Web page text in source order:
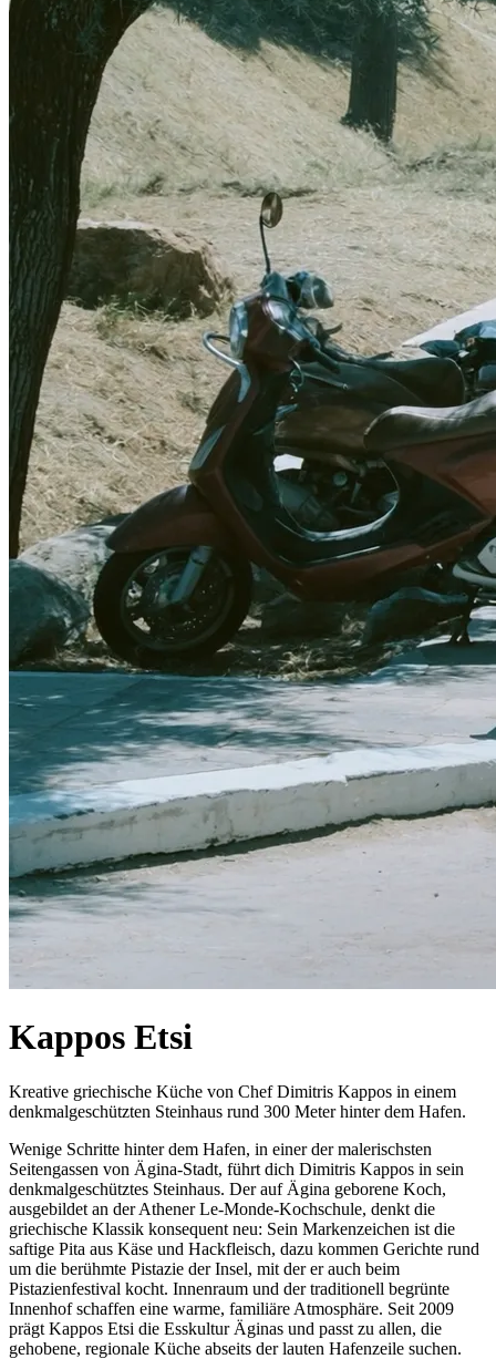
Kappos Etsi
Kreative griechische Küche von Chef Dimitris Kappos in einem
denkmalgeschützten Steinhaus rund 300 Meter hinter dem Hafen.
Wenige Schritte hinter dem Hafen, in einer der malerischsten
Seitengassen von Ägina-Stadt, führt dich Dimitris Kappos in sein
denkmalgeschütztes Steinhaus. Der auf Ägina geborene Koch,
ausgebildet an der Athener Le-Monde-Kochschule, denkt die
griechische Klassik konsequent neu: Sein Markenzeichen ist die
saftige Pita aus Käse und Hackfleisch, dazu kommen Gerichte rund
um die berühmte Pistazie der Insel, mit der er auch beim
Pistazienfestival kocht. Innenraum und der traditionell begrünte
Innenhof schaffen eine warme, familiäre Atmosphäre. Seit 2009
prägt Kappos Etsi die Esskultur Äginas und passt zu allen, die
gehobene, regionale Küche abseits der lauten Hafenzeile suchen.